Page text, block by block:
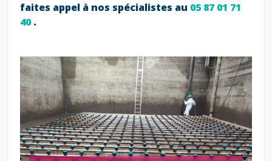
faites appel à nos spécialistes au 05 87 01 71
40.